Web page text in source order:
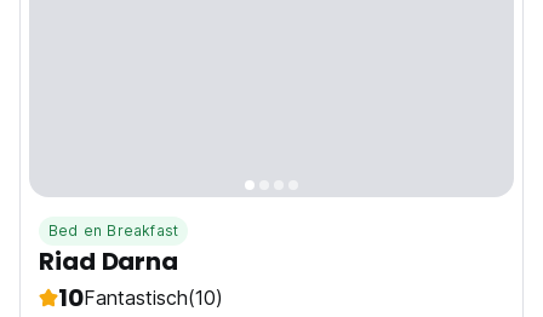
Bed en Breakfast
Riad Darna
10Fantastisch(10)